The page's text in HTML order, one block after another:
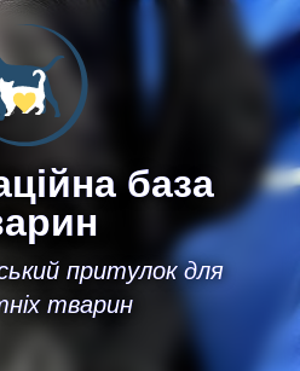
база
притулок для
тварин